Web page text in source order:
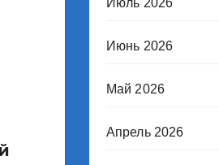
Июль 2026
Июнь 2026
Май 2026
Апрель 2026